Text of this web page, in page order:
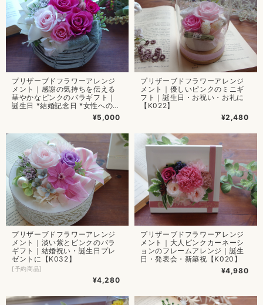
プリザーブドフラワーアレンジ
メント｜感謝の気持ちを伝える
華やかなピンクのバラギフト｜
誕生日 *結婚記念日 *女性へのプ
¥5,000
プリザーブドフラワーアレンジ
メント｜優しいピンクのミニギ
フト｜誕生日・お祝い・お礼に
【K022】
¥2,480
プリザーブドフラワーアレンジ
メント｜淡い紫とピンクのバラ
ギフト｜結婚祝い・誕生日プレ
ゼントに【K032】
[予約商品]
¥4,280
プリザーブドフラワーアレンジ
メント｜大人ピンクカーネーシ
ョンのフレームアレンジ｜誕生
日・発表会・新築祝【K020】
¥4,980